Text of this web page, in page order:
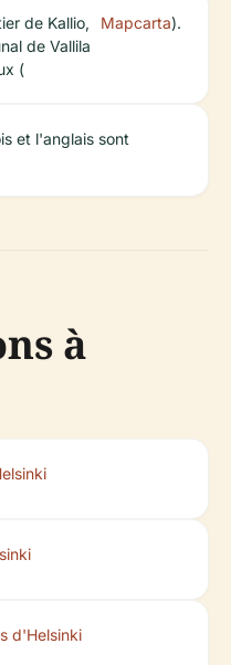
de Kallio,
de Vallila
(
Mapcarta).
et l'anglais sont
à
d'Helsinki